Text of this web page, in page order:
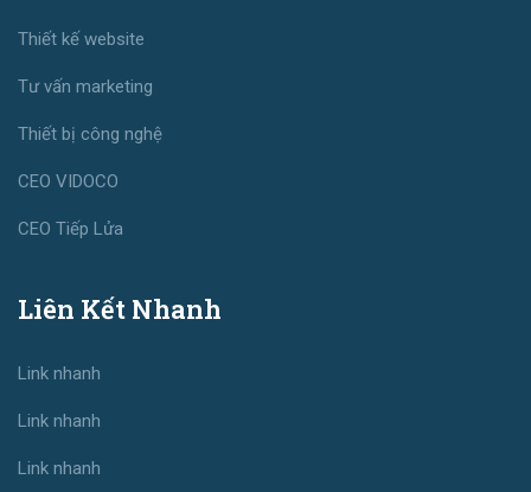
Thiết kế website
Tư vấn marketing
Thiết bị công nghệ
CEO VIDOCO
CEO Tiếp Lửa
Liên Kết Nhanh
Link nhanh
Link nhanh
Link nhanh